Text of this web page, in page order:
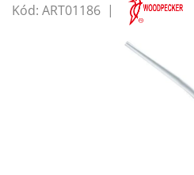
Kód: ART01186